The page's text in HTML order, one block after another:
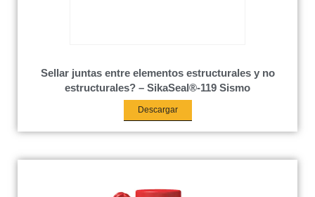
Sellar juntas entre elementos estructurales y no
estructurales? – SikaSeal®-119 Sismo
Descargar